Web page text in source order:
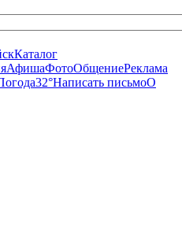
Каталог
АфишаФотоОбщениеРеклама
32°Написать письмоО